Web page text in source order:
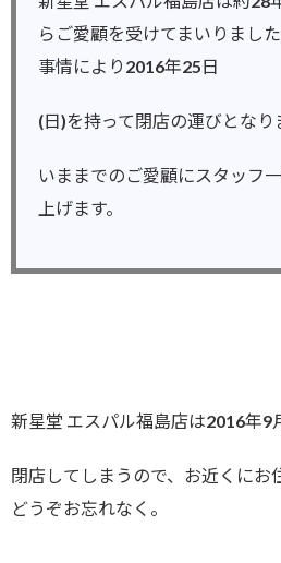
らご愛顧を受けてまいりまし
事情により2016年25日
(日)を持って閉店の運びとなり
いままでのご愛顧にスタッフ
上げます。
新星堂 エスパル福島店は2016年9
閉店してしまうので、お近くにお
どうぞお忘れなく。